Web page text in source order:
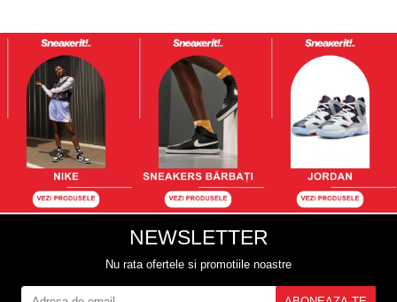
NEWSLETTER
Nu rata ofertele si promotiile noastre